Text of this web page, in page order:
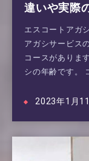
違いや実際
エスコートアガ
アガシサービス
コースがありま
シの年齢です。
2023年1月